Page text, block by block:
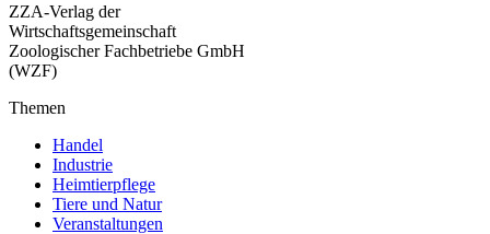
ZZA-Verlag der
Wirtschaftsgemeinschaft
Zoologischer Fachbetriebe GmbH
(WZF)
Themen
Handel
Industrie
Heimtierpflege
Tiere und Natur
Veranstaltungen